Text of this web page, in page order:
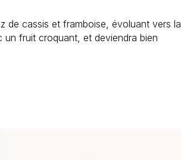
de cassis et framboise, évoluant vers la
fruit croquant, et deviendra bien